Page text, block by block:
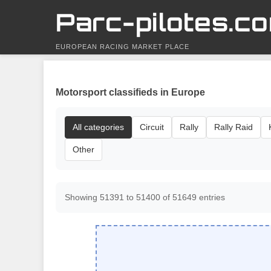
Parc-
EUROPEAN RACING MARKET PLACE
Motorsport classifieds in Europe
All categories Circuit Rally Rally Raid
Other
Showing 51391 to 51400 of 51649 entries